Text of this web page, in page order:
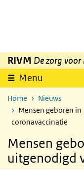
Overslaan en naar de
RIVM De zorg
Menu
Home
Nieuws
Mensen geboren
coronavaccinatie
Mensen
uitgenodigd